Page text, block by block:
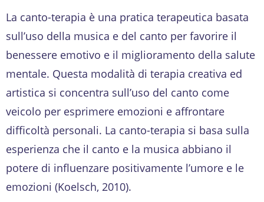
La canto-terapia è una pratica terapeutica basata
sull’uso della musica e del canto per favorire il
benessere emotivo e il miglioramento della salute
mentale. Questa modalità di terapia creativa ed
artistica si concentra sull’uso del canto come
veicolo per esprimere emozioni e affrontare
difficoltà personali. La canto-terapia si basa sulla
esperienza che il canto e la musica abbiano il
potere di influenzare positivamente l’umore e le
emozioni (Koelsch, 2010).